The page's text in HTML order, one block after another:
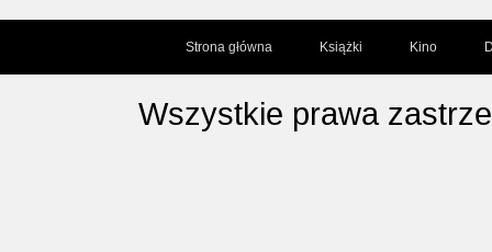
Strona główna Książki Kino
Wszystkie prawa